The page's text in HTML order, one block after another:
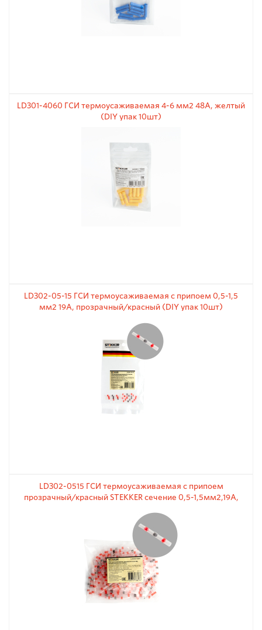
LD301-4060 ГСИ термоусаживаемая 4-6 мм2 48A, желтый
(DIY упак 10шт)
LD302-05-15 ГСИ термоусаживаемая с припоем 0,5-1,5
мм2 19A, прозрачный/красный (DIY упак 10шт)
LD302-0515 ГСИ термоусаживаемая с припоем
прозрачный/красный STEKKER сечение 0,5-1,5мм2,19A,